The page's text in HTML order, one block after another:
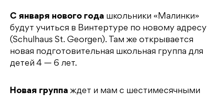
С января нового года школьники «Малинки»
будут учиться в Винтертуре по новому адресу
(Schulhaus St. Georgen). Там же открывается
новая подготовительная школьная группа для
детей 4 — 6 лет.
Новая группа ждет и мам с шестимесячными